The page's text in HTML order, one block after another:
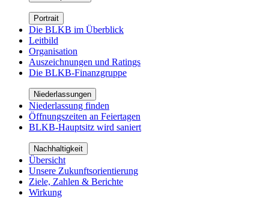
Portrait
Die BLKB im Überblick
Leitbild
Organisation
Auszeichnungen und Ratings
Die BLKB-Finanzgruppe
Niederlassungen
Niederlassung finden
Öffnungszeiten an Feiertagen
BLKB-Hauptsitz wird saniert
Nachhaltigkeit
Übersicht
Unsere Zukunftsorientierung
Ziele, Zahlen & Berichte
Wirkung